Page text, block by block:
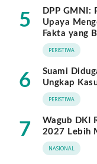
5
DPP GMNI:
Upaya
Fakta yang
PERISTIWA
6
Suami
Ungkap
PERISTIWA
7
Wagub DKI
2027 Lebih
NASIONAL